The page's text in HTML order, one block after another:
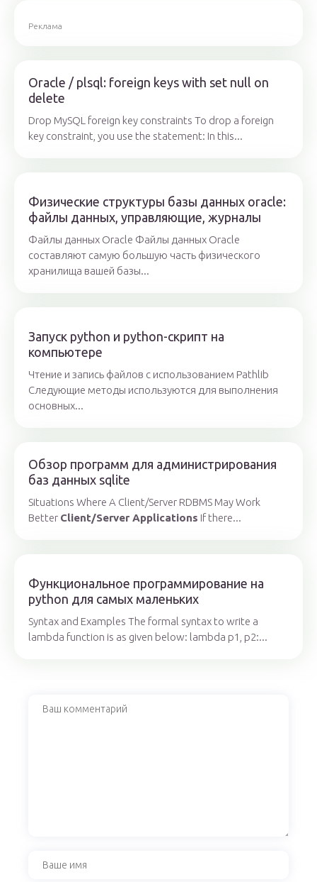
Реклама
Oracle / plsql: foreign keys with set null on
delete
Drop MySQL foreign key constraints To drop a foreign
key constraint, you use the statement: In this...
Физические структуры базы данных oracle:
файлы данных, управляющие, журналы
Файлы данных Oracle Файлы данных Oracle
составляют самую большую часть физического
хранилища вашей базы...
Запуск python и python-скрипт на
компьютере
Чтение и запись файлов с использованием Pathlib
Следующие методы используются для выполнения
основных...
Обзор программ для администрирования
баз данных sqlite
Situations Where A Client/Server RDBMS May Work
Better Client/Server Applications If there...
Функциональное программирование на
python для самых маленьких
Syntax and Examples The formal syntax to write a
lambda function is as given below: lambda p1, p2:...